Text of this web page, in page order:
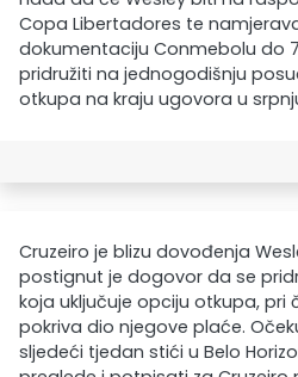
Copa Libertadores te
dokumentaciju Conmebolu do
pridružiti na jednogodišnju
otkupa na kraju ugovora u
Cruzeiro je blizu dovođenja
postignut je dogovor da se
koja uključuje opciju otkupa, pri
pokriva dio njegove plaće.
sljedeći tjedan stići u Belo